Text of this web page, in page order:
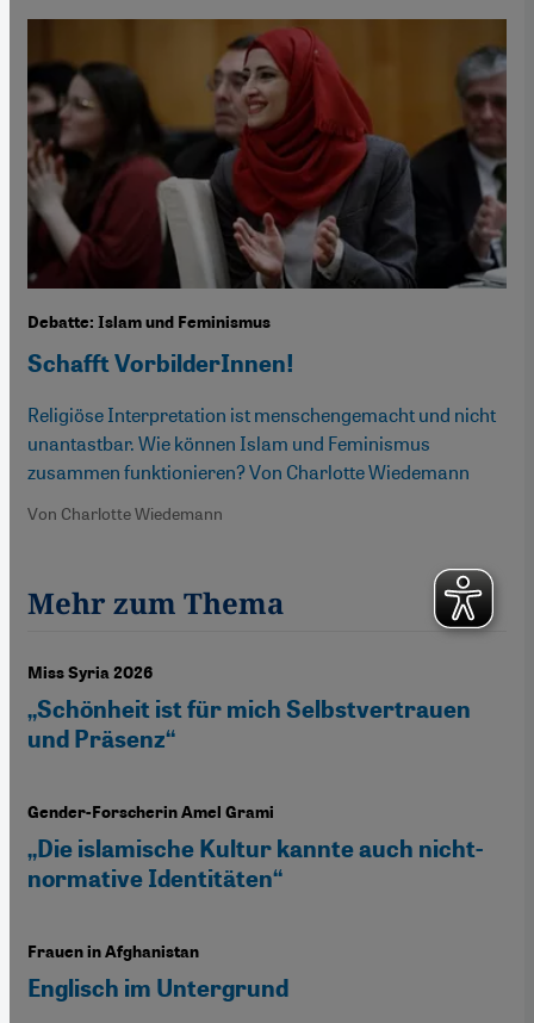
Debatte: Islam und Feminismus
Schafft VorbilderInnen!
Religiöse Interpretation ist menschengemacht und nicht
unantastbar. Wie können Islam und Feminismus
zusammen funktionieren? Von Charlotte Wiedemann
Von Charlotte Wiedemann
Mehr zum Thema
Miss Syria 2026
„Schönheit ist für mich Selbstvertrauen
und Präsenz“
Gender-Forscherin Amel Grami
„Die islamische Kultur kannte auch nicht-
normative Identitäten“
Frauen in Afghanistan
Englisch im Untergrund